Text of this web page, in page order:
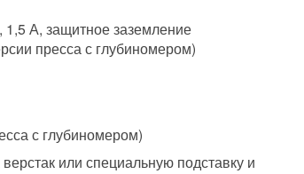
А, защитное заземление
пресса с глубиномером)
с глубиномером)
или специальную подставку и